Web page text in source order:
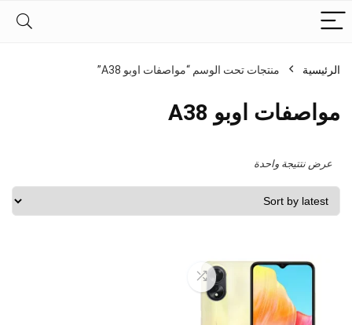
الرئيسية منتجات تحت الوسم “مواصفات اوبو A38”
مواصفات اوبو A38
عرض نتتيجة واحدة